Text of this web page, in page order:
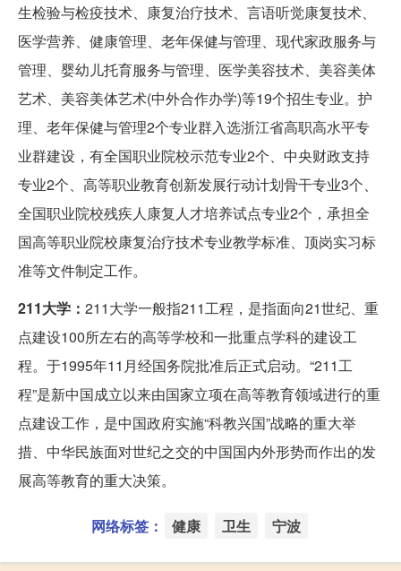
生检验与检疫技术、康复治疗技术、言语听觉康复技术、
医学营养、健康管理、老年保健与管理、现代家政服务与
管理、婴幼儿托育服务与管理、医学美容技术、美容美体
艺术、美容美体艺术(中外合作办学)等19个招生专业。护
理、老年保健与管理2个专业群入选浙江省高职高水平专
业群建设，有全国职业院校示范专业2个、中央财政支持
专业2个、高等职业教育创新发展行动计划骨干专业3个、
全国职业院校残疾人康复人才培养试点专业2个，承担全
国高等职业院校康复治疗技术专业教学标准、顶岗实习标
准等文件制定工作。
211大学： 211大学一般指211工程，是指面向21世纪、重
点建设100所左右的高等学校和一批重点学科的建设工
程。于1995年11月经国务院批准后正式启动。“211工
程”是新中国成立以来由国家立项在高等教育领域进行的重
点建设工作，是中国政府实施“科教兴国”战略的重大举
措、中华民族面对世纪之交的中国国内外形势而作出的发
展高等教育的重大决策。
网络标签： 健康 卫生 宁波